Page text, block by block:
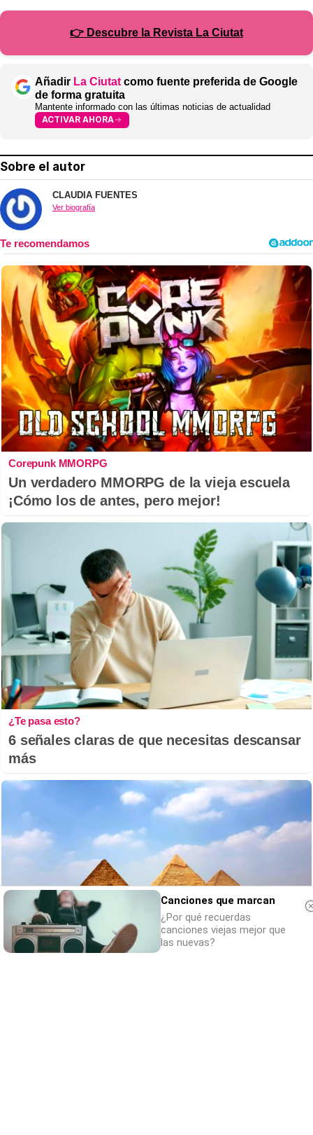
👉 Descubre la Revista La Ciutat
Añadir La Ciutat como fuente preferida de Google
de forma gratuita
Mantente informado con las últimas noticias de actualidad
ACTIVAR AHORA
Sobre el autor
CLAUDIA FUENTES
Ver biografía
Corepunk MMORPG
Un verdadero MMORPG de la vieja escuela
¡Cómo los de antes, pero mejor!
¿Te pasa esto?
6 señales claras de que necesitas descansar
más
Canciones que marcan
¿Por qué recuerdas
canciones viejas mejor que
las nuevas?